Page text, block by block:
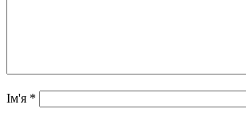
Ім'я *